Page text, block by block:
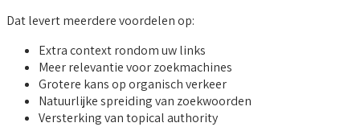
Dat levert meerdere voordelen op:
Extra context rondom uw links
Meer relevantie voor zoekmachines
Grotere kans op organisch verkeer
Natuurlijke spreiding van zoekwoorden
Versterking van topical authority